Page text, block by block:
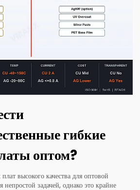
гибкие
оптом?
высокого качества для оптовой
непростой задачей, однако это крайне